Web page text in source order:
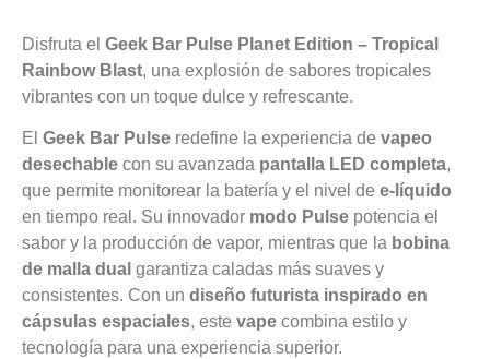
Disfruta el Geek Bar Pulse Planet Edition – Tropical
Rainbow Blast, una explosión de sabores tropicales
vibrantes con un toque dulce y refrescante.
El Geek Bar Pulse redefine la experiencia de vapeo
desechable con su avanzada pantalla LED completa,
que permite monitorear la batería y el nivel de e-líquido
en tiempo real. Su innovador modo Pulse potencia el
sabor y la producción de vapor, mientras que la bobina
de malla dual garantiza caladas más suaves y
consistentes. Con un diseño futurista inspirado en
cápsulas espaciales, este vape combina estilo y
tecnología para una experiencia superior.